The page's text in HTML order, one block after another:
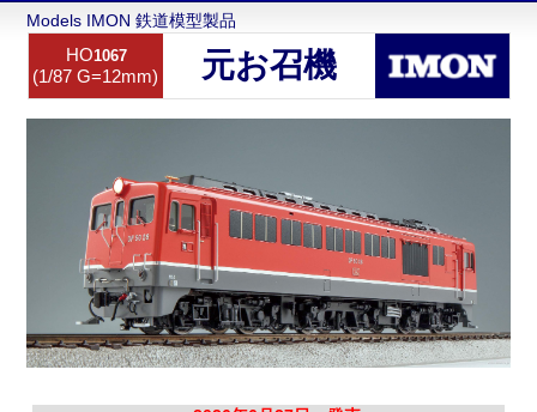
Models IMON 鉄道模型製品
HO1067
(1/87 G=12mm) 元お召機